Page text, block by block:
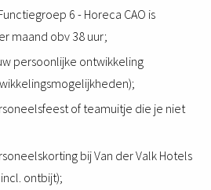
6 - Horeca CAO is
maand obv 38 uur;
persoonlijke ontwikkeling
of teamuitje die je niet
bij Van der Valk Hotels
ontbijt);